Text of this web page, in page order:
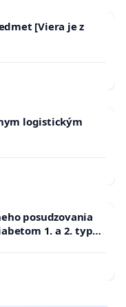
[Viera je z
logistickým
posudzovania
1. a 2. typu
SR